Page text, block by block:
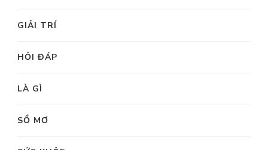
GIẢI TRÍ
HỎI ĐÁP
LÀ GÌ
SỔ MƠ